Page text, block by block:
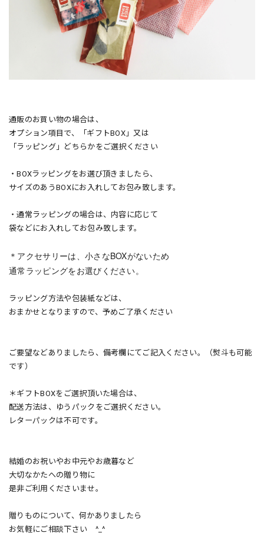
通販のお買い物の場合は、
オプション項目で、「ギフトBOX」又は
「ラッピング」どちらかをご選択ください
・BOXラッピングをお選び頂きましたら、
サイズのあうBOXにお入れして お包み致します。
・通常ラッピングの場合は、内容に応じて
袋などにお入れしてお包み致します。
＊アクセサリーは、小さなBOXがないため
通常ラッピングをお選びください。
ラッピング方法や包装紙などは、
おまかせとなりますので、予めご了承ください
ご要望などありましたら、 備考欄にてご記入ください。
（熨斗も可能
です）
＊ギフトBOXをご選択頂いた場合は、
配送方法は、ゆうパックをご選択ください。
レターパックは不可です。
結婚のお祝いやお中元やお歳暮など
大切なかたへの贈り物に
是非ご利用くださいませ。
贈りものについて、何かありましたら
お気軽にご相談下さい ^_^